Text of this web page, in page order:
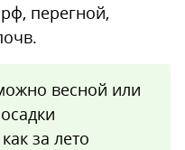
перегной,
весной или
за лето